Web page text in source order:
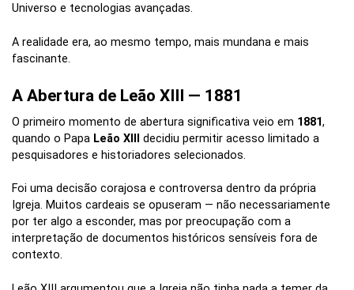
Universo e tecnologias avançadas.
A realidade era, ao mesmo tempo, mais mundana e mais
fascinante.
A Abertura de Leão XIII — 1881
O primeiro momento de abertura significativa veio em 1881,
quando o Papa Leão XIII
decidiu permitir acesso limitado a
pesquisadores e historiadores selecionados.
Foi uma decisão corajosa e controversa dentro da própria
Igreja. Muitos cardeais se opuseram — não necessariamente
por ter algo a esconder, mas por preocupação com a
interpretação de documentos históricos sensíveis fora de
contexto.